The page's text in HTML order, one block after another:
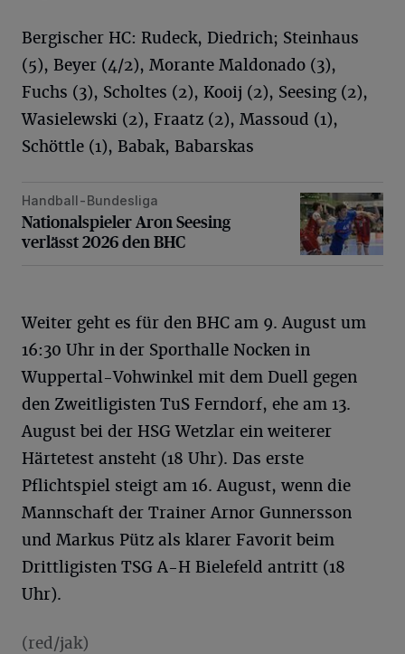
Bergischer HC: Rudeck, Diedrich; Steinhaus
(5), Beyer (4/2), Morante Maldonado (3),
Fuchs (3), Scholtes (2), Kooij (2), Seesing (2),
Wasielewski (2), Fraatz (2), Massoud (1),
Schöttle (1), Babak, Babarskas
Nationalspieler Aron Seesing verlässt 2026 den BHC
Handball-Bundesliga
Nationalspieler Aron Seesing
verlässt 2026 den BHC
Weiter geht es für den BHC am 9. August um
16:30 Uhr in der Sporthalle Nocken in
Wuppertal-Vohwinkel mit dem Duell gegen
den Zweitligisten TuS Ferndorf, ehe am 13.
August bei der HSG Wetzlar ein weiterer
Härtetest ansteht (18 Uhr). Das erste
Pflichtspiel steigt am 16. August, wenn die
Mannschaft der Trainer Arnor Gunnersson
und Markus Pütz als klarer Favorit beim
Drittligisten TSG A-H Bielefeld antritt (18
Uhr).
(red/jak)